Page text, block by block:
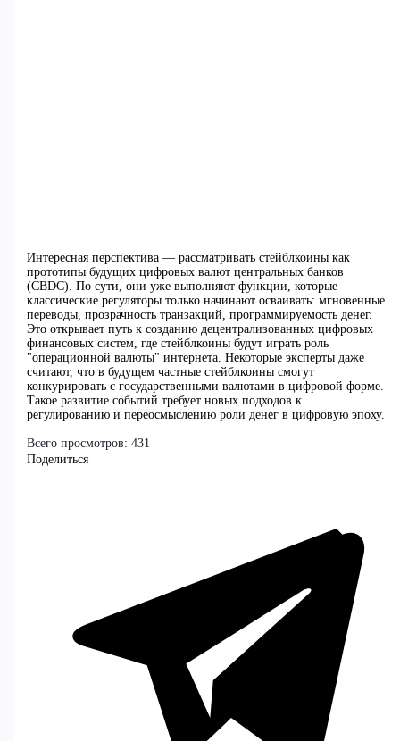
Интересная перспектива — рассматривать стейблкоины как
прототипы будущих цифровых валют центральных банков
(CBDC). По сути, они уже выполняют функции, которые
классические регуляторы только начинают осваивать: мгновенные
переводы, прозрачность транзакций, программируемость денег.
Это открывает путь к созданию децентрализованных цифровых
финансовых систем, где стейблкоины будут играть роль
"операционной валюты" интернета. Некоторые эксперты даже
считают, что в будущем частные стейблкоины смогут
конкурировать с государственными валютами в цифровой форме.
Такое развитие событий требует новых подходов к
регулированию и переосмыслению роли денег в цифровую эпоху.
Всего просмотров: 431
Поделиться